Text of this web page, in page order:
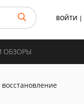
ВОЙТИ |
ОБЗОРЫ